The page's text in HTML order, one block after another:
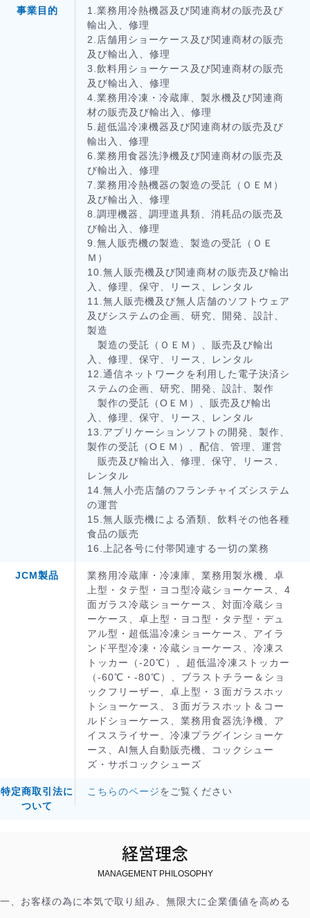
事業目的
1.業務用冷熱機器及び関連商材の販売及び
輸出入、修理
2.店舗用ショーケース及び関連商材の販売
及び輸出入、修理
3.飲料用ショーケース及び関連商材の販売
及び輸出入、修理
4.業務用冷凍・冷蔵庫、製氷機及び関連商
材の販売及び輸出入、修理
5.超低温冷凍機器及び関連商材の販売及び
輸出入、修理
6.業務用食器洗浄機及び関連商材の販売及
び輸出入、修理
7.業務用冷熱機器の製造の受託（ＯＥＭ）
及び輸出入、修理
8.調理機器、調理道具類、消耗品の販売及
び輸出入、修理
9.無人販売機の製造、製造の受託（ＯＥ
Ｍ）
10.無人販売機及び関連商材の販売及び輸出
入、修理、保守、リース、レンタル
11.無人販売機及び無人店舗のソフトウェア
及びシステムの企画、研究、開発、設計、
製造
製造の受託（ＯＥＭ）、販売及び輸出
入、修理、保守、リース、レンタル
12.通信ネットワークを利用した電子決済シ
ステムの企画、研究、開発、設計、製作
製作の受託（ОＥＭ）、販売及び輸出
入、修理、保守、リース、レンタル
13.アプリケーションソフトの開発、製作、
製作の受託（ОＥＭ）、配信、管理、運営
販売及び輸出入、修理、保守、リース、
レンタル
14.無人小売店舗のフランチャイズシステム
の運営
15.無人販売機による酒類、飲料その他各種
食品の販売
16.上記各号に付帯関連する一切の業務
JCM製品
業務用冷蔵庫・冷凍庫、業務用製氷機、卓
上型・タテ型・ヨコ型冷蔵ショーケース、4
面ガラス冷蔵ショーケース、対面冷蔵ショ
ーケース、卓上型・ヨコ型・タテ型・デュ
アル型・超低温冷凍ショーケース、アイラ
ンド平型冷凍・冷蔵ショーケース、冷凍ス
トッカー（-20℃）、超低温冷凍ストッカー
（-60℃・-80℃）、ブラストチラー＆ショ
ックフリーザー、卓上型・３面ガラスホッ
トショーケース、３面ガラスホット＆コー
ルドショーケース、業務用食器洗浄機、ア
イススライサー、冷凍プラグインショーケ
ース、AI無人自動販売機、コックシュー
ズ・サボコックシューズ
特定商取引法に
ついて
こちらのページをご覧ください
経営理念
MANAGEMENT PHILOSOPHY
一、お客様の為に本気で取り組み、無限大に企業価値を高める